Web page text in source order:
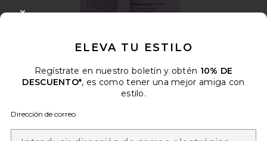
Más Vendido
GOMITAS DE VITAMINA CHILL
$30
ELEVA TU ESTILO
Regístrate en nuestro boletín y obtén 10% DE
DESCUENTO*, es como tener una mejor amiga con
estilo.
Dirección de correo